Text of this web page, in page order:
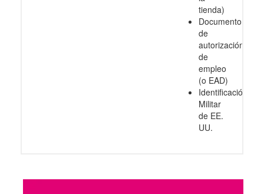
tienda)
Documento
de
autorización
de
empleo
(o EAD)
Identificación
Militar
de EE.
UU.